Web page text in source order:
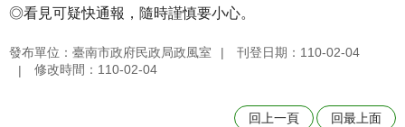
◎看見可疑快通報，隨時謹慎要小心。
發布單位：臺南市政府民政局政風室
刊登日期：110-02-04
修改時間：110-02-04
回上一頁 回最上面